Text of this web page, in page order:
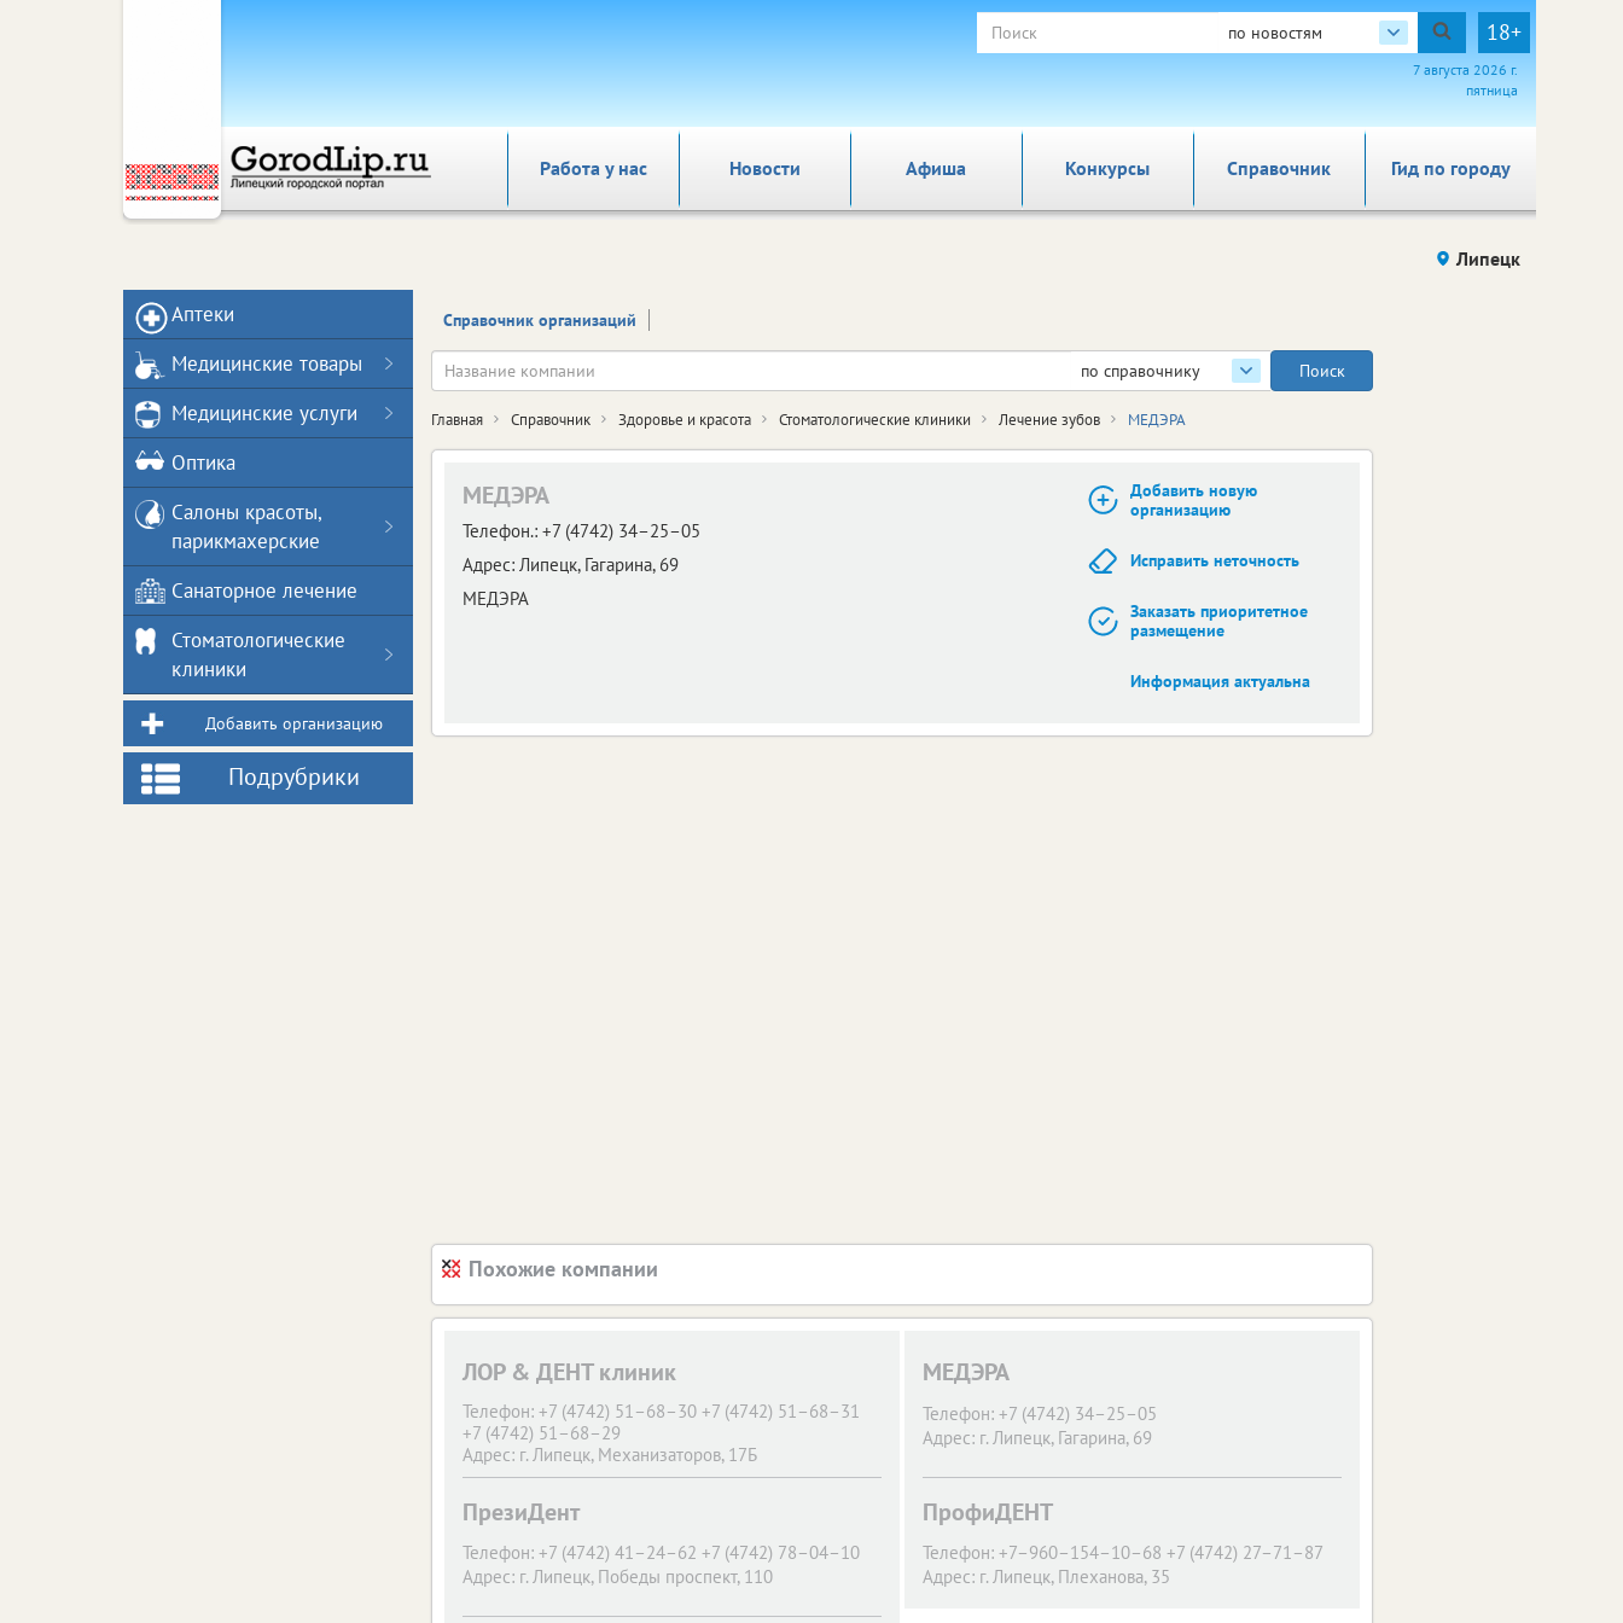
по новостям 18+
7 августа 2026 г.
пятница
Работа у нас Новости Афиша Справочник Гид по городу
Конкурсы
Липецк
Справочник организаций
по справочнику
Главная Справочник Здоровье и красота Стоматологические клиники Лечение зубов МЕДЭРА
МЕДЭРА
Телефон.: +7 (4742) 34–25–05
Адрес: Липецк, Гагарина, 69
МЕДЭРА
Добавить новую
организацию
Исправить неточность
Заказать приоритетное
размещение
Информация актуальна
Похожие компании
ЛОР & ДЕНТ клиник
Телефон: +7 (4742) 51–68–30 +7 (4742) 51–68–31
+7 (4742) 51–68–29
Адрес: г. Липецк, Механизаторов, 17Б
МЕДЭРА
Телефон: +7 (4742) 34–25–05
Адрес: г. Липецк, Гагарина, 69
ПрезиДент
Телефон: +7 (4742) 41–24–62 +7 (4742) 78–04–10
Адрес: г. Липецк, Победы проспект, 110
ПрофиДЕНТ
Телефон: +7–960–154–10–68 +7 (4742) 27–71–87
Адрес: г. Липецк, Плеханова, 35
Аптеки
Медицинские товары
Медицинские услуги
Оптика
Салоны красоты,
парикмахерские
Санаторное лечение
Стоматологические
клиники
Добавить организацию
Подрубрики